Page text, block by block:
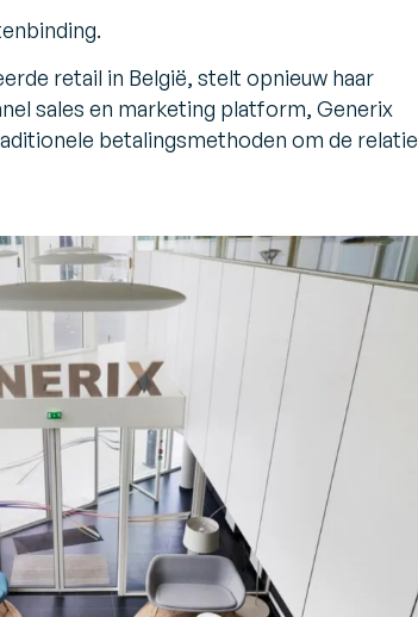
retail in België, stelt opnieuw haar
sales en marketing platform, Generix
betalingsmethoden om de relatie